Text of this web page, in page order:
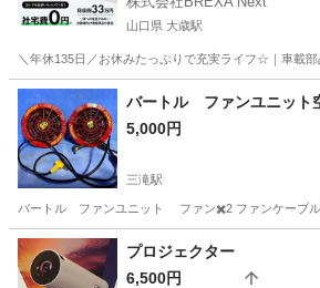
山口県 大歳駅
＼年休135日／お休みたっぷりで充実ライフ☆｜車載
山口 山口市 大歳駅
バートル ファンユニット
5,000円
三滝駅
バートル ファンユニット ファン✖️2 ファンケーブル
広島 広島市 三滝駅 その他
プロジェクター
6,500円